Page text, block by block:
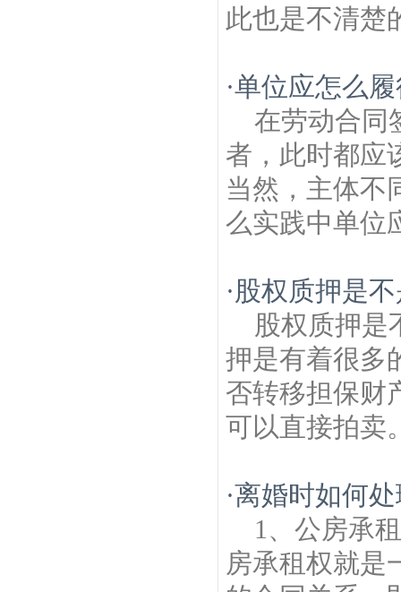
此也是不清楚
·单位应怎么
在劳动合同
者，此时都应
当然，主体不
么实践中单位
·股权质押是
股权质押是
押是有着很多
否转移担保财
可以直接拍卖
·离婚时如何
1、公房承
房承租权就是